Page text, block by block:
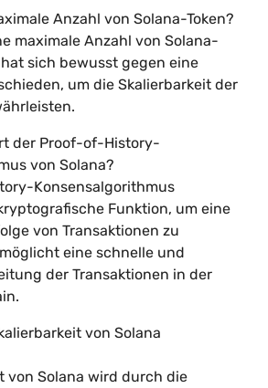
Anzahl von Solana-Token?
maximale Anzahl von Solana-
hat sich bewusst gegen eine
um die Skalierbarkeit der
der Proof-of-History-
von Solana?
Konsensalgorithmus
Funktion, um eine
von Transaktionen zu
eine schnelle und
der Transaktionen in der
von Solana
von Solana wird durch die